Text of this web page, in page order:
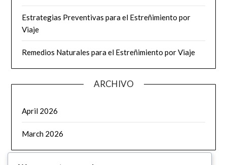
Estrategias Preventivas para el Estreñimiento por
Viaje
Remedios Naturales para el Estreñimiento por Viaje
ARCHIVO
April 2026
March 2026